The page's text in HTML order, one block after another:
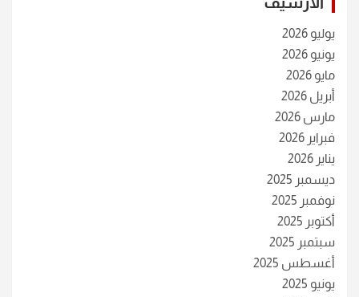
يوليو 2026
يونيو 2026
مايو 2026
أبريل 2026
مارس 2026
فبراير 2026
يناير 2026
ديسمبر 2025
نوفمبر 2025
أكتوبر 2025
سبتمبر 2025
أغسطس 2025
يونيو 2025